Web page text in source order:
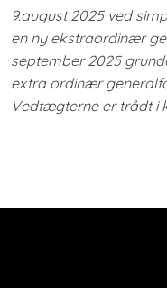
9.august 2025 ved
en ny ekstraordinær
september 2025
extra ordinær
Vedtægterne er trådt i